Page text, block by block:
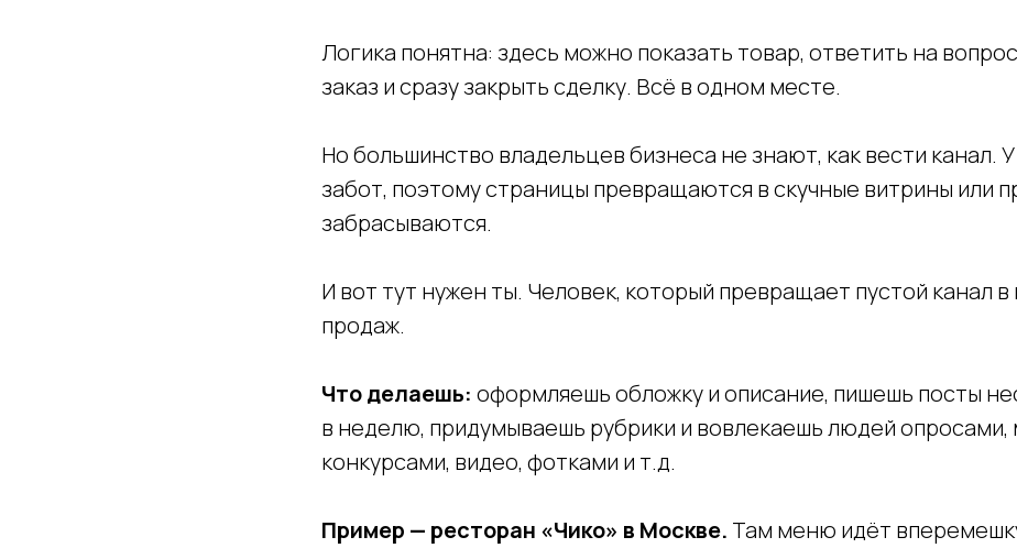
Логика понятна: здесь можно показать товар, ответить на
заказ и сразу закрыть сделку. Всё в одном месте.
Но большинство владельцев бизнеса не знают, как вести канал.
забот, поэтому страницы превращаются в скучные витрины или
забрасываются.
И вот тут нужен ты. Человек, который превращает пустой канал
продаж.
Что делаешь: оформляешь обложку и описание, пишешь посты
в неделю, придумываешь рубрики и вовлекаешь людей
конкурсами, видео, фотками и т.д.
Пример — ресторан «Чико» в Москве. Там меню идёт